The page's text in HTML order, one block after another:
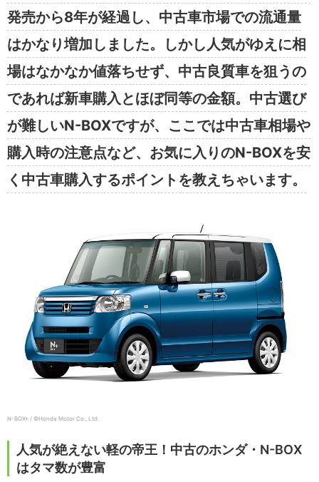
発売から8年が経過し、中古車市場での流通量
はかなり増加しました。しかし人気がゆえに相
場はなかなか値落ちせず、中古良質車を狙うの
であれば新車購入とほぼ同等の金額。中古選び
が難しいN-BOXですが、ここでは中古車相場や
購入時の注意点など、お気に入りのN-BOXを安
く中古車購入するポイントを教えちゃいます。
N-BOX+ / ©Honda Motor Co., Ltd.
人気が絶えない軽の帝王！中古のホンダ・N-BOX
はタマ数が豊富